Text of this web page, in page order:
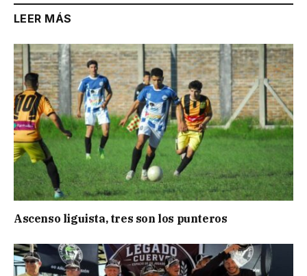
LEER MÁS
Ascenso liguista, tres son los punteros